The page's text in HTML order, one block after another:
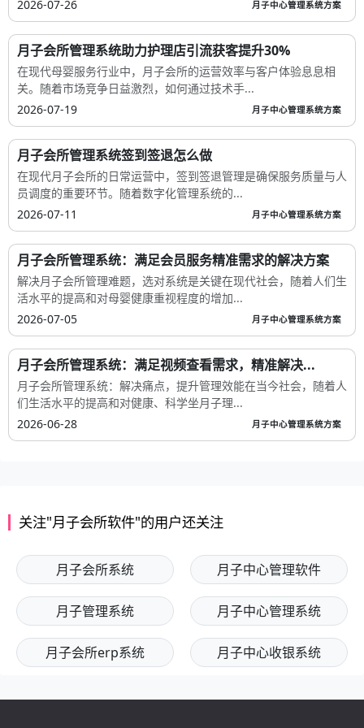
2026-07-26 月子中心管理系统方案
月子会所管理系统助力护理店引流获客提升30%
在现代母婴服务行业中，月子会所的运营效率与客户体验息息相
关。随着市场竞争日益激烈，如何通过技术手...
2026-07-19
月子中心管理系统方案
月子会所管理系统签到签退怎么做
在现代月子会所的日常运营中，签到签退管理是确保服务质量与人
员调度的重要环节。随着数字化管理系统的...
2026-07-11
月子中心管理系统方案
月子会所管理系统：满足会员服务精准需求的解决方案
解决月子会所管理难题，选对系统是关键在现代社会，随着人们生
活水平的提高和对母婴健康重视程度的增加...
2026-07-05
月子中心管理系统方案
月子会所管理系统：满足视频查看需求，精准解决...
月子会所管理系统：解决痛点，提升管理效能在当今社会，随着人
们生活水平的提高和对健康、科学坐月子理...
2026-06-28
月子中心管理系统方案
关注"月子会所软件"的用户还关注
月子会所系统 月子中心管理软件
月子管理系统 月子中心管理系统
月子会所erp系统 月子中心收银系统